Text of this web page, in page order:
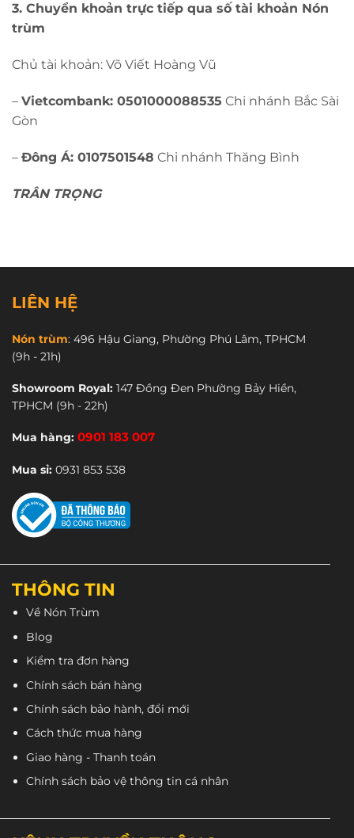
3. Chuyển khoản trực tiếp qua số tài khoản Nón
trùm
Chủ tài khoản: Võ Viết Hoàng Vũ
– Vietcombank: 0501000088535 Chi nhánh Bắc Sài
Gòn
– Đông Á: 0107501548 Chi nhánh Thăng Bình
TRÂN TRỌNG
LIÊN HỆ
Nón trùm: 496 Hậu Giang, Phường Phú Lâm, TPHCM
(9h - 21h)
Showroom Royal: 147 Đồng Đen Phường Bảy Hiền,
TPHCM (9h - 22h)
Mua hàng: 0901 183 007
Mua sỉ: 0931 853 538
THÔNG TIN
Về Nón Trùm
Blog
Kiểm tra đơn hàng
Chính sách bán hàng
Chính sách bảo hành, đổi mới
Cách thức mua hàng
Giao hàng - Thanh toán
Chính sách bảo vệ thông tin cá nhân